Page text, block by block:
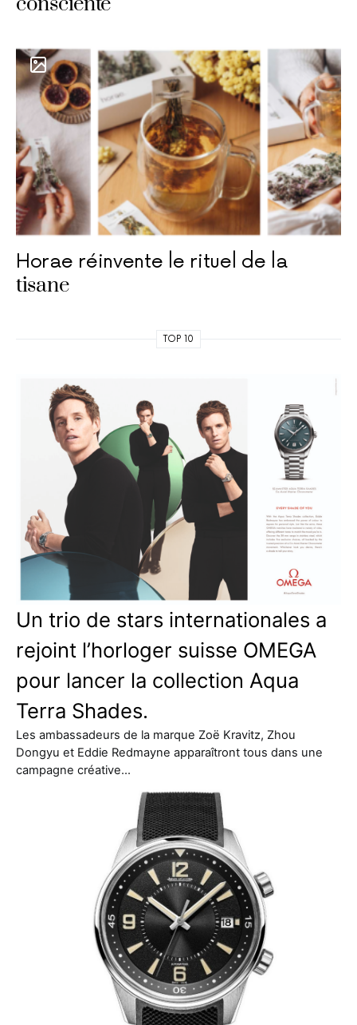
Horae réinvente le rituel de la
tisane
TOP 10
Un trio de stars internationales a
rejoint l’horloger suisse OMEGA
pour lancer la collection Aqua
Terra Shades.
Les ambassadeurs de la marque Zoë Kravitz, Zhou
Dongyu et Eddie Redmayne apparaîtront tous dans une
campagne créative…